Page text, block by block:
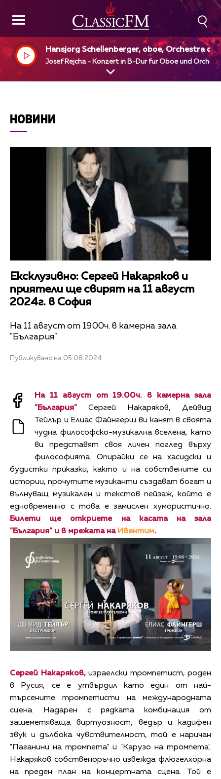
Hansjorg Schellenberger, oboe, Orchestra
Svizzera Italiana Lugano
Josef Rejcha - Konzert in B-Dur fur Oboe und
НОВИНИ
Ексклузивно: Сергей Накаряков и
приятели ще свирят на 11 август
2024г. в София
На 11 август от 19.00ч. в камерна зала
"България"
Публикувано на 05.08.2024
На 11 август от 19.00ч. в камерна зала
"България" Сергей Накаряков, Дейвид
Тейлър и Елиас Файнгерш ви канят в своята
чудна философско-музикална вселена, като
ви представят своя личен поглед върху
философията. Опирайки се на хасидски и
будистки приказки, както и на собствените си
истории, прочутите музиканти създават богат и
вълнуващ музикален и текстов пейзаж, който е
едновременно с това е замислен хумористично.
Билети ще откриете на касата на зала
"България" и в мрежата на Ивентим.
Сергей Накаряков,израелски тромпетист, роден
в Русия, се е утвърдил като един от най-
търсените тромпетисти на международната
сцена. Надарен с рядката комбинация от
зашеметяваща виртуозност, ведър и кадифен
звук и дълбока чувствителност, той е наричан
"Паганини на тромпета" и "Карузо на тромпета".
Накаряков собственоръчно извежда флюгелхорна
на преден план на концертната сцена. Той е